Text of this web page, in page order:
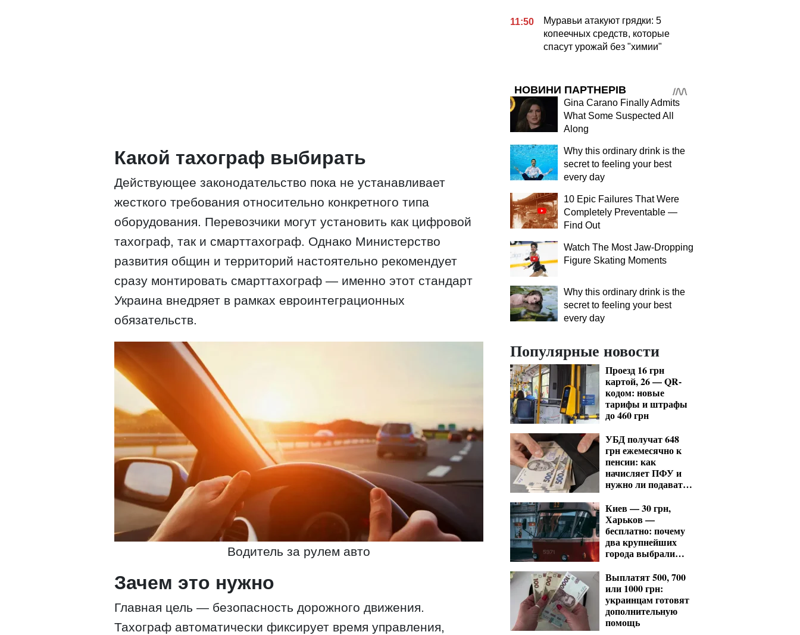
Какой тахограф выбирать
Действующее законодательство пока не устанавливает
жесткого требования относительно конкретного типа
оборудования. Перевозчики могут установить как цифровой
тахограф, так и смарттахограф. Однако Министерство
развития общин и территорий настоятельно рекомендует
сразу монтировать смарттахограф — именно этот стандарт
Украина внедряет в рамках евроинтеграционных
обязательств.
Водитель за рулем авто
Зачем это нужно
Главная цель — безопасность дорожного движения.
Тахограф автоматически фиксирует время управления,
11:50
Муравьи атакуют грядки: 5
копеечных средств, которые
спасут урожай без "химии"
НОВИНИ ПАРТНЕРІВ
Gina Carano Finally Admits
What Some Suspected All
Along
Why this ordinary drink is the
secret to feeling your best
every day
10 Epic Failures That Were
Completely Preventable —
Find Out
Watch The Most Jaw‑Dropping
Figure Skating Moments
Why this ordinary drink is the
secret to feeling your best
every day
Популярные новости
Проезд 16 грн
картой, 26 — QR-
кодом: новые
тарифы и штрафы
до 460 грн
УБД получат 648
грн ежемесячно к
пенсии: как
начисляет ПФУ и
нужно ли подавать
Киев — 30 грн,
Харьков —
бесплатно: почему
два крупнейших
города выбрали
проезда
Выплатят 500, 700
или 1000 грн:
украинцам готовят
дополнительную
помощь